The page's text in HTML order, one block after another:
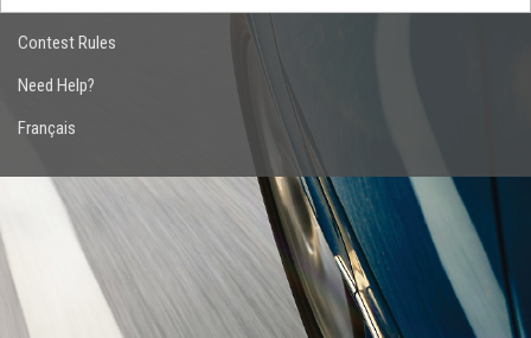
Contest Rules
Need Help?
Français